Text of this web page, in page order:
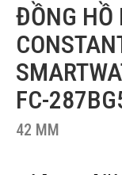
ĐỒNG HỒ
FC-
42 MM